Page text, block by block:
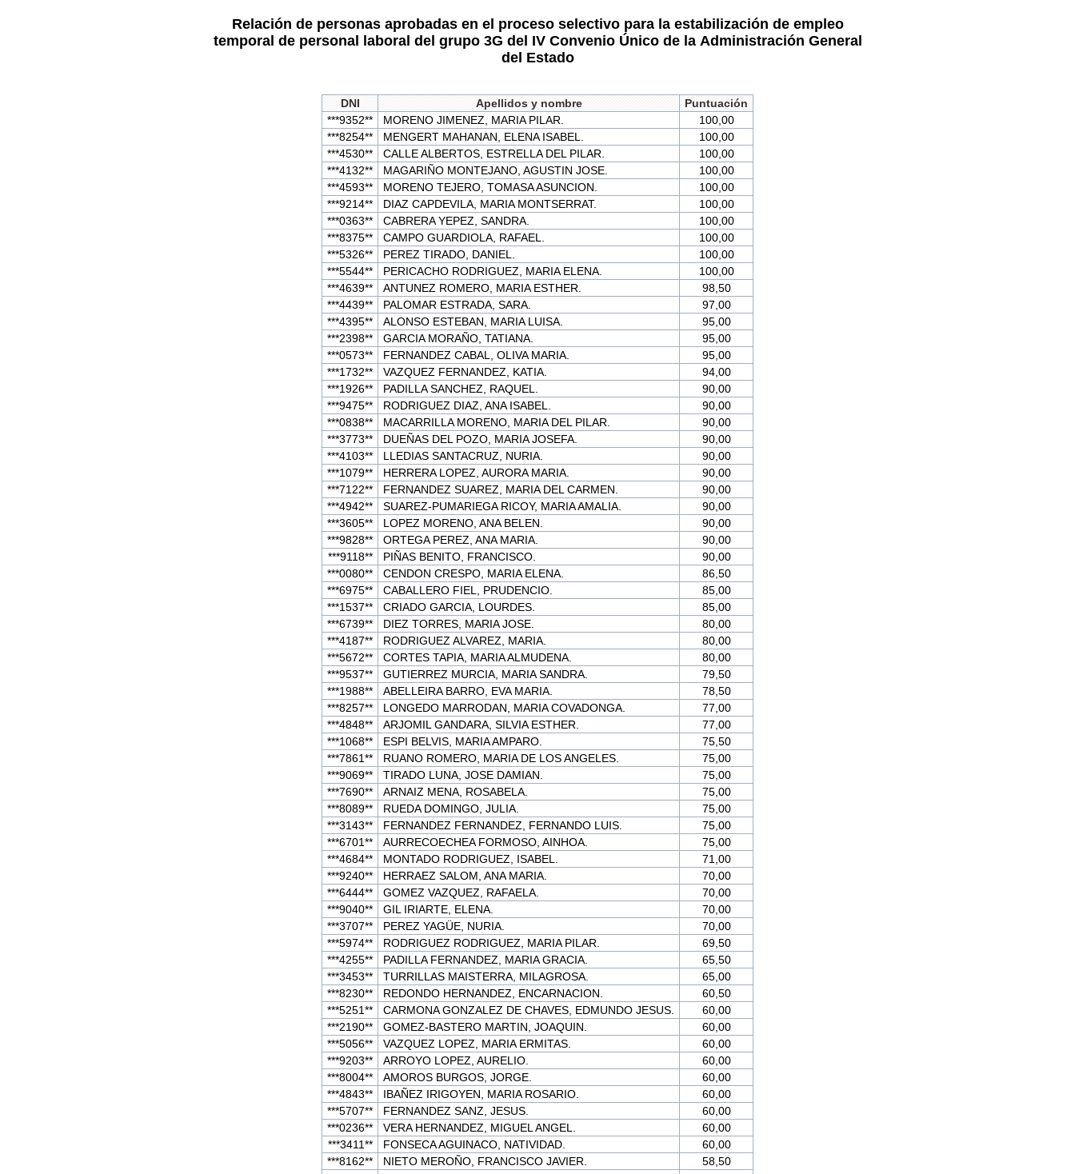
Relación de personas aprobadas en el proceso selectivo para la estabilización de empleo
temporal de personal laboral del grupo 3G del IV Convenio Único de la Administración General
del Estado
DNI Apellidos y nombre
Puntuación
***9352**
MORENO JIMENEZ, MARIA PILAR.
100,00
***8254**
MENGERT MAHANAN, ELENA ISABEL.
100,00
***4530**
CALLE ALBERTOS, ESTRELLA DEL PILAR.
100,00
***4132**
MAGARIÑO MONTEJANO, AGUSTIN JOSE.
100,00
***4593**
MORENO TEJERO, TOMASA ASUNCION.
100,00
***9214**
DIAZ CAPDEVILA, MARIA MONTSERRAT.
100,00
***0363**
CABRERA YEPEZ, SANDRA.
100,00
***8375**
CAMPO GUARDIOLA, RAFAEL.
100,00
***5326**
PEREZ TIRADO, DANIEL.
100,00
***5544**
PERICACHO RODRIGUEZ, MARIA ELENA.
100,00
***4639**
ANTUNEZ ROMERO, MARIA ESTHER.
98,50
***4439**
PALOMAR ESTRADA, SARA.
97,00
***4395**
ALONSO ESTEBAN, MARIA LUISA.
95,00
***2398**
GARCIA MORAÑO, TATIANA.
95,00
***0573**
FERNANDEZ CABAL, OLIVA MARIA.
95,00
***1732**
VAZQUEZ FERNANDEZ, KATIA.
94,00
***1926**
PADILLA SANCHEZ, RAQUEL.
90,00
***9475**
RODRIGUEZ DIAZ, ANA ISABEL.
90,00
***0838**
MACARRILLA MORENO, MARIA DEL PILAR.
90,00
***3773**
DUEÑAS DEL POZO, MARIA JOSEFA.
90,00
***4103**
LLEDIAS SANTACRUZ, NURIA.
90,00
***1079**
HERRERA LOPEZ, AURORA MARIA.
90,00
***7122**
FERNANDEZ SUAREZ, MARIA DEL CARMEN.
90,00
***4942**
SUAREZ-PUMARIEGA RICOY, MARIA AMALIA.
90,00
***3605**
LOPEZ MORENO, ANA BELEN.
90,00
***9828**
ORTEGA PEREZ, ANA MARIA.
90,00
***9118**
PIÑAS BENITO, FRANCISCO.
90,00
***0080**
CENDON CRESPO, MARIA ELENA.
86,50
***6975**
CABALLERO FIEL, PRUDENCIO.
85,00
***1537**
CRIADO GARCIA, LOURDES.
85,00
***6739**
DIEZ TORRES, MARIA JOSE.
80,00
***4187**
RODRIGUEZ ALVAREZ, MARIA.
80,00
***5672**
CORTES TAPIA, MARIA ALMUDENA.
80,00
***9537**
GUTIERREZ MURCIA, MARIA SANDRA.
79,50
***1988**
ABELLEIRA BARRO, EVA MARIA.
78,50
***8257**
LONGEDO MARRODAN, MARIA COVADONGA.
77,00
***4848**
ARJOMIL GANDARA, SILVIA ESTHER.
77,00
***1068**
ESPI BELVIS, MARIA AMPARO.
75,50
***7861**
RUANO ROMERO, MARIA DE LOS ANGELES.
75,00
***9069**
TIRADO LUNA, JOSE DAMIAN.
75,00
***7690**
ARNAIZ MENA, ROSABELA.
75,00
***8089**
RUEDA DOMINGO, JULIA.
75,00
***3143**
FERNANDEZ FERNANDEZ, FERNANDO LUIS.
75,00
***6701**
AURRECOECHEA FORMOSO, AINHOA.
75,00
***4684**
MONTADO RODRIGUEZ, ISABEL.
71,00
***9240**
HERRAEZ SALOM, ANA MARIA.
70,00
***6444**
GOMEZ VAZQUEZ, RAFAELA.
70,00
***9040**
GIL IRIARTE, ELENA.
70,00
***3707**
PEREZ YAGÜE, NURIA.
70,00
***5974**
RODRIGUEZ RODRIGUEZ, MARIA PILAR.
69,50
***4255**
PADILLA FERNANDEZ, MARIA GRACIA.
65,50
***3453**
TURRILLAS MAISTERRA, MILAGROSA.
65,00
***8230**
REDONDO HERNANDEZ, ENCARNACION.
60,50
***5251**
CARMONA GONZALEZ DE CHAVES, EDMUNDO JESUS.
60,00
***2190**
GOMEZ-BASTERO MARTIN, JOAQUIN.
60,00
***5056**
VAZQUEZ LOPEZ, MARIA ERMITAS.
60,00
***9203**
ARROYO LOPEZ, AURELIO.
60,00
***8004**
AMOROS BURGOS, JORGE.
60,00
***4843**
IBAÑEZ IRIGOYEN, MARIA ROSARIO.
60,00
***5707**
FERNANDEZ SANZ, JESUS.
60,00
***0236**
VERA HERNANDEZ, MIGUEL ANGEL.
60,00
***3411**
FONSECA AGUINACO, NATIVIDAD.
60,00
***8162**
NIETO MEROÑO, FRANCISCO JAVIER.
58,50